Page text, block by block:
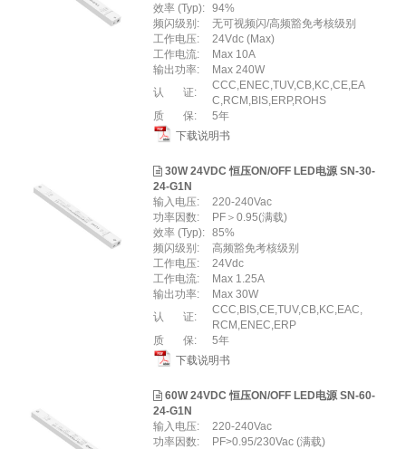
效率 (Typ): 94%
频闪级别:
无可视频闪/高频豁免考核级别
工作电压:
24Vdc (Max)
工作电流:
Max 10A
输出功率:
Max 240W
认 证:
CCC,ENEC,TUV,CB,KC,CE,EA
C,RCM,BIS,ERP,ROHS
质 保:
5年
下载说明书
30W 24VDC 恒压ON/OFF LED电源 SN-30-
24-G1N
输入电压:
220-240Vac
功率因数:
PF＞0.95(满载)
效率 (Typ): 85%
频闪级别:
高频豁免考核级别
工作电压:
24Vdc
工作电流:
Max 1.25A
输出功率:
Max 30W
认 证:
CCC,BIS,CE,TUV,CB,KC,EAC,
RCM,ENEC,ERP
质 保:
5年
下载说明书
60W 24VDC 恒压ON/OFF LED电源 SN-60-
24-G1N
输入电压:
220-240Vac
功率因数:
PF>0.95/230Vac (满载)